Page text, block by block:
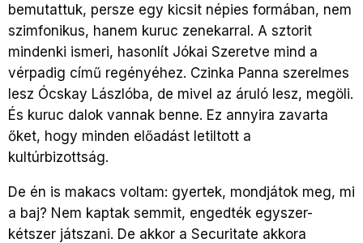
bemutattuk, persze egy kicsit népies formában, nem
szimfonikus, hanem kuruc zenekarral. A sztorit
mindenki ismeri, hasonlít Jókai Szeretve mind a
vérpadig című regényéhez. Czinka Panna szerelmes
lesz Ócskay Lászlóba, de mivel az áruló lesz, megöli.
És kuruc dalok vannak benne. Ez annyira zavarta
őket, hogy minden előadást letiltott a
kultúrbizottság.
De én is makacs voltam: gyertek, mondjátok meg, mi
a baj? Nem kaptak semmit, engedték egyszer-
kétszer játszani. De akkor a Securitate akkora